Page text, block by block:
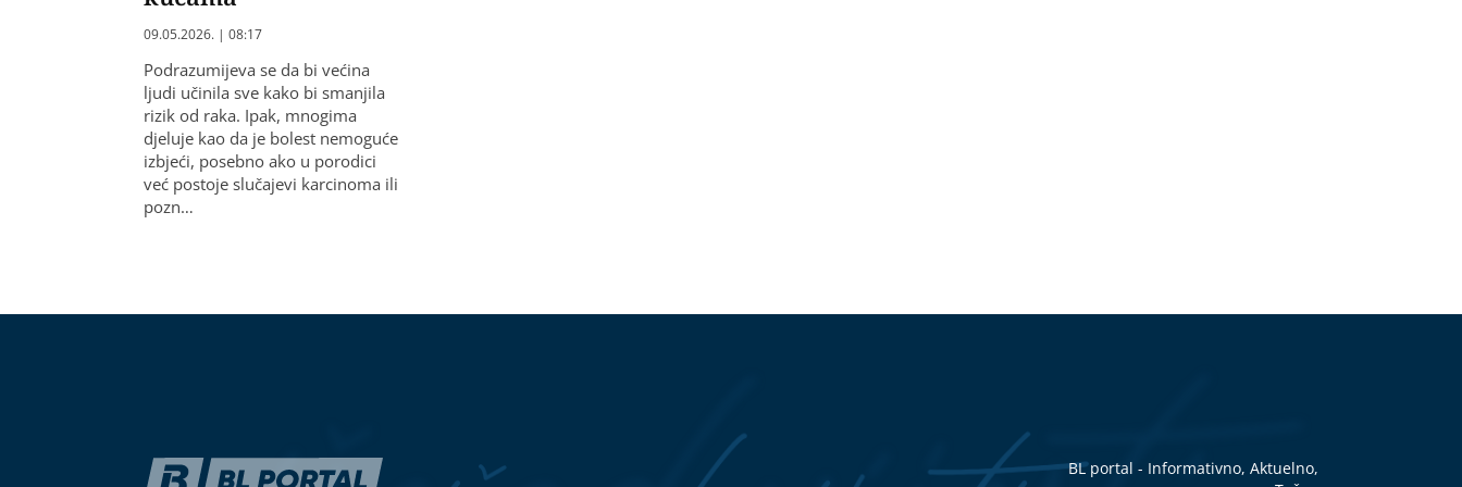
09.05.2026. | 08:17
Podrazumijeva se da bi većina
ljudi učinila sve kako bi smanjila
rizik od raka. Ipak, mnogima
djeluje kao da je bolest nemoguće
izbjeći, posebno ako u porodici
već postoje slučajevi karcinoma ili
pozn…
BL portal - Informativno, Aktuelno,